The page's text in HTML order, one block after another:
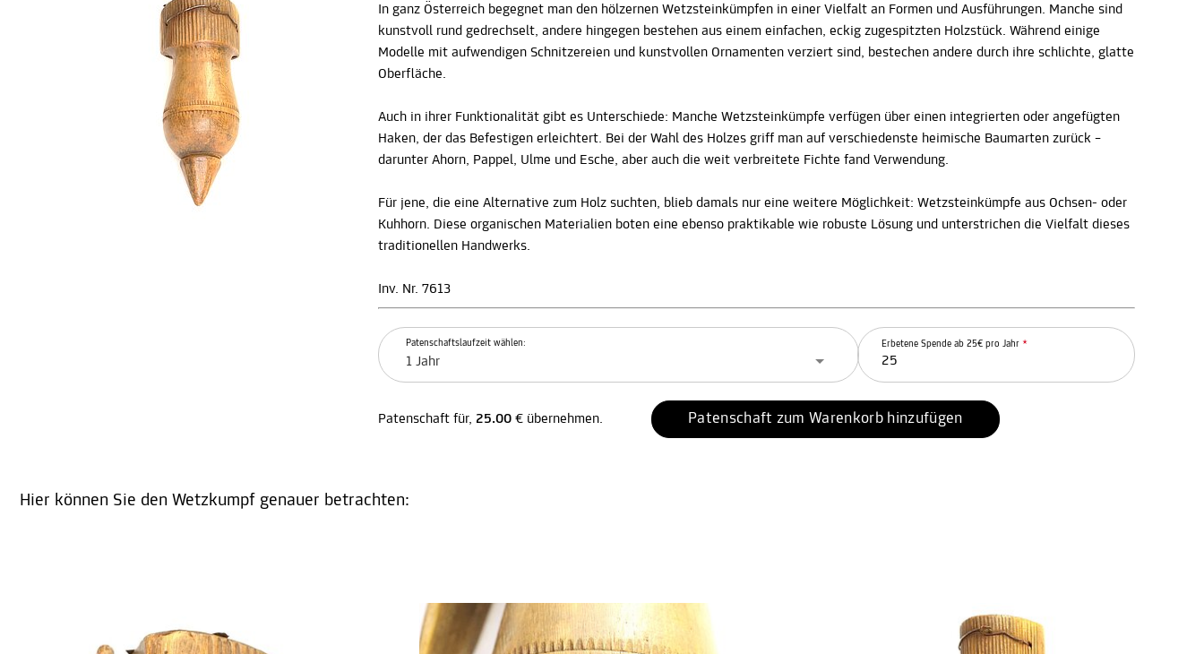
In ganz Österreich begegnet man den hölzernen Wetzsteinkümpfen in einer Vielfalt an Formen und Ausführungen. Manche sind
kunstvoll rund gedrechselt, andere hingegen bestehen aus einem einfachen, eckig zugespitzten Holzstück. Während einige
Modelle mit aufwendigen Schnitzereien und kunstvollen Ornamenten verziert sind, bestechen andere durch ihre schlichte, glatte
Oberfläche.
Auch in ihrer Funktionalität gibt es Unterschiede: Manche Wetzsteinkümpfe verfügen über einen integrierten oder angefügten
Haken, der das Befestigen erleichtert. Bei der Wahl des Holzes griff man auf verschiedenste heimische Baumarten zurück –
darunter Ahorn, Pappel, Ulme und Esche, aber auch die weit verbreitete Fichte fand Verwendung.
Für jene, die eine Alternative zum Holz suchten, blieb damals nur eine weitere Möglichkeit: Wetzsteinkümpfe aus Ochsen- oder
Kuhhorn. Diese organischen Materialien boten eine ebenso praktikable wie robuste Lösung und unterstrichen die Vielfalt dieses
traditionellen Handwerks.
Inv. Nr. 7613
Patenschaftslaufzeit wählen:
1 Jahr
Erbetene Spende ab 25€ pro Jahr *
Patenschaft für, 25.00 € übernehmen. Patenschaft zum Warenkorb hinzufügen
Hier können Sie den Wetzkumpf genauer betrachten: